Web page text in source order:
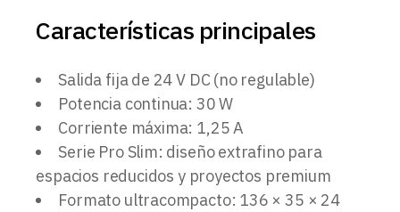
Características principales
Salida fija de 24 V DC (no regulable)
Potencia continua: 30 W
Corriente máxima: 1,25 A
Serie Pro Slim: diseño extrafino para
espacios reducidos y proyectos premium
Formato ultracompacto: 136 × 35 × 24